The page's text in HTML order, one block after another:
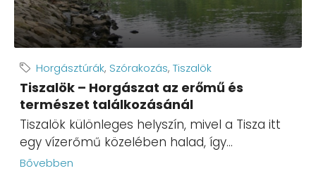
Horgásztúrák, Szórakozás, Tiszalök
Tiszalök – Horgászat az erőmű és
természet találkozásánál
Tiszalök különleges helyszín, mivel a Tisza itt
egy vízerőmű közelében halad, így...
Bővebben